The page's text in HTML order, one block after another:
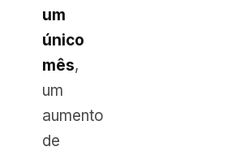
um
único
mês,
um
aumento
de